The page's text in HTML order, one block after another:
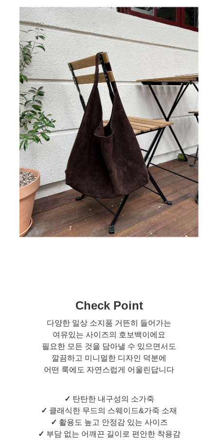
Check Point
다양한 일상 소지품 거뜬히 들어가는
여유있는 사이즈의 호보백이에요
필요한 모든 것을 담아낼 수 있으면서도
깔끔하고 미니멀한 디자인 덕분에
어떤 룩에도 자연스럽게 어울린답니다
✓ 탄탄한 내구성의 소가죽
✓ 클래식한 무드의 스웨이드&가죽 소재
✓ 활용도 높고 안정감 있는 사이즈
✓ 부담 없는 어깨끈 길이로 편안한 착용감